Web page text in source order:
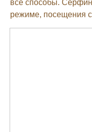
все способы.
режиме, посещения